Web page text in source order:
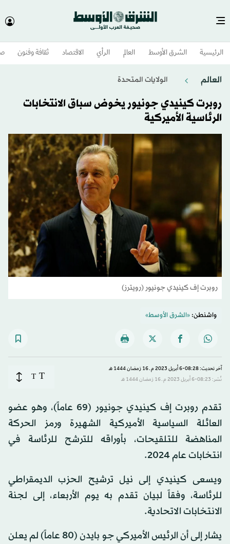
الرئيسية الشرق الأوسط​ العالم الرأي الاقتصاد ثقافة وفنون
العالم الولايات المتحدة​
روبرت كينيدي جونيور يخوض سباق الانتخابات
الرئاسية الأميركية
روبرت إف كينيدي جونيور (رويترز)
واشنطن:«الشرق الأوسط»
آخر تحديث: 08:28-6 أبريل 2023 م ـ 16 رَمضان 1444 هـ
نُشر: 08:23-6 أبريل 2023 م ـ 16 رَمضان 1444 هـ
T
T
تقدم روبرت إف كينيدي جونيور (69 عاماً)، وهو عضو
العائلة السياسية الأميركية الشهيرة ورمز الحركة
المناهضة للتلقيحات، بأوراقه للترشح للرئاسة في
انتخابات عام 2024.
ويسعى كينيدي إلى نيل ترشيح الحزب الديمقراطي
للرئاسة، وفقاً لبيان تقدم به يوم الأربعاء، إلى لجنة
الانتخابات الاتحادية.
يشار إلى أن الرئيس الأميركي جو بايدن (80 عاماً) لم يعلن